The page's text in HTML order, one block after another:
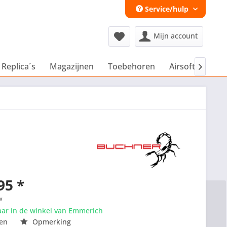
Service/hulp
Mijn account
Magazijnen Toebehoren Airsoft Extra´s

*
in de winkel van Emmerich
Opmerking